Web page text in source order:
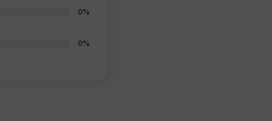
0%
0%